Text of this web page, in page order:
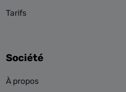
Tarifs
Société
À propos